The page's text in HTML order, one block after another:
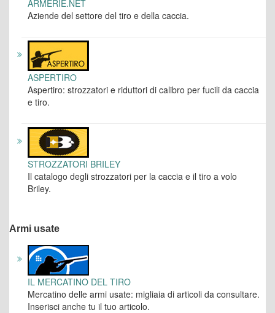
ARMERIE.NET
Aziende del settore del tiro e della caccia.
ASPERTIRO
Aspertiro: strozzatori e riduttori di calibro per fucili da caccia
e tiro.
STROZZATORI BRILEY
Il catalogo degli strozzatori per la caccia e il tiro a volo
Briley.
Armi usate
IL MERCATINO DEL TIRO
Mercatino delle armi usate: migliaia di articoli da consultare.
Inserisci anche tu il tuo articolo.